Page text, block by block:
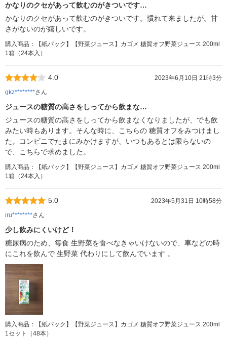
かなりのクセがあって飲むのがきついです…
かなりのクセがあって飲むのがきついです。慣れて来ましたが。甘
さがないのが嬉しいです。
購入商品：【紙パック】【野菜ジュース】カゴメ 糖質オフ野菜ジュース 200ml
1箱（24本入）
4.0
2023年6月10日 21時3分
gkz********さん
ジュースの糖質の高さをしってから飲まな…
ジュースの糖質の高さをしってから飲まなくなりましたが、でも飲
みたい時もあります。そんな時に、こちらの 糖質オフをみつけまし
た。コンビニでたまにみかけますが、いつもあるとは限らないの
で、こちらで求めました。
購入商品：【紙パック】【野菜ジュース】カゴメ 糖質オフ野菜ジュース 200ml
1箱（24本入）
5.0
2023年5月31日 10時58分
iru********さん
少し飲みにくいけど！
糖尿病のため、毎食 生野菜を食べなきゃいけないので、車などの時
にこれを飲んで 生野菜 代わりにして飲んでいます 。
購入商品：【紙パック】【野菜ジュース】カゴメ 糖質オフ野菜ジュース 200ml
1セット（48本）